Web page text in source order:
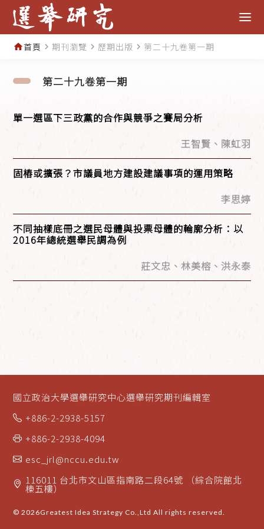
home首頁 navigate_next期刊瀏覽 navigate_next 歷期出版 navigate_next 第二十九卷第一期
第二十九卷第一期
單一選區下三政黨的合作與競爭之賽局分析
王智賢、陳虹羽
固樁或擴張？市議員地方建設建議事項的運用策略
李思婷
不同抽樣底冊之選民母體與投票母體的輪廓分析：以
2016年總統選舉民調為例
莊文忠、林美榕、洪永泰
國立政治大學選舉研究中心選舉研究期刊編輯室
+886-2-2938-5157
+886-2-2938-4094
esc_jrl@nccu.edu.tw
116011 台北市文山區指南路二段64號 （綜合院館北
棟五樓）
© 2026Greatest Idea Strategy Co.,Ltd All rights reserved.